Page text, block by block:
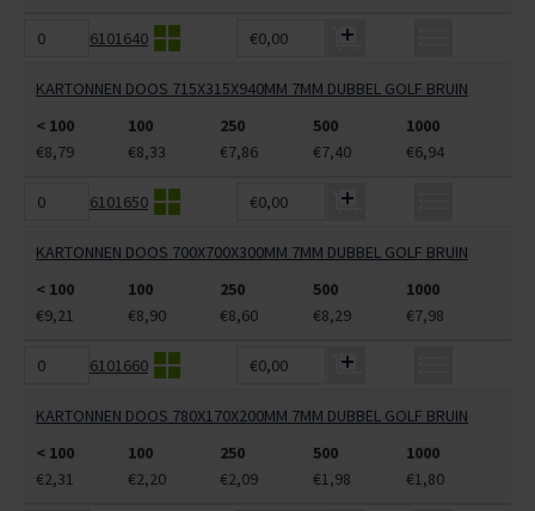
6101640 €0,00
KARTONNEN DOOS 715X315X940MM 7MM DUBBEL GOLF BRUIN
< 100
100 250 500
1000
€8,79
€8,33 €7,86 €7,40 €6,94
6101650 €0,00
KARTONNEN DOOS 700X700X300MM 7MM DUBBEL GOLF BRUIN
< 100
100 250 500
1000
€9,21
€8,90 €8,60 €8,29 €7,98
6101660 €0,00
KARTONNEN DOOS 780X170X200MM 7MM DUBBEL GOLF BRUIN
< 100
100 250 500
1000
€2,31
€2,20 €2,09 €1,98 €1,80